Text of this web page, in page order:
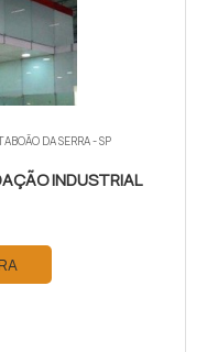
DA SERRA - SP
INDUSTRIAL